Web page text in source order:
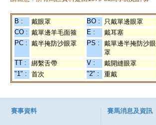
B : 戴眼罩 BO : 只戴單邊眼罩
CO : 戴單邊羊毛面箍 E : 戴耳塞
PC : 戴半掩防沙眼罩 PS :
戴單邊半掩防沙眼
罩
TT : 綁繫舌帶 V : 戴開縫眼罩
"1" :
首次 "2" : 重戴
賽事資料 賽馬消息及資訊